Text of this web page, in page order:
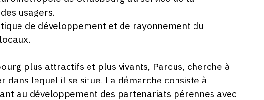
2022
usagers.
de développement et de rayonnement du
plus attractifs et plus vivants, Parcus, cherche à
lequel il se situe. La démarche consiste à
au développement des partenariats pérennes avec